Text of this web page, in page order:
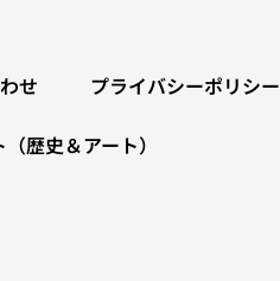
せ プライバシーポリシー
歴史＆アート）